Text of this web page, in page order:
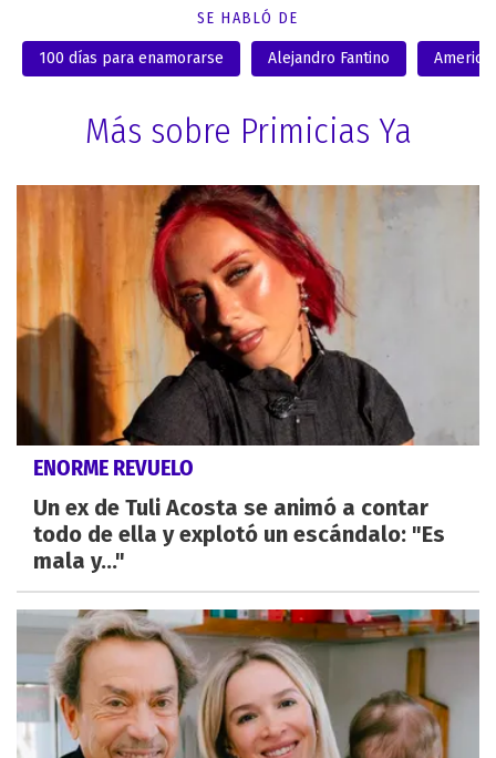
SE HABLÓ DE
100 días para enamorarse Alejandro Fantino America
Más sobre Primicias Ya
ENORME REVUELO
Un ex de Tuli Acosta se animó a contar
todo de ella y explotó un escándalo: "Es
mala y..."